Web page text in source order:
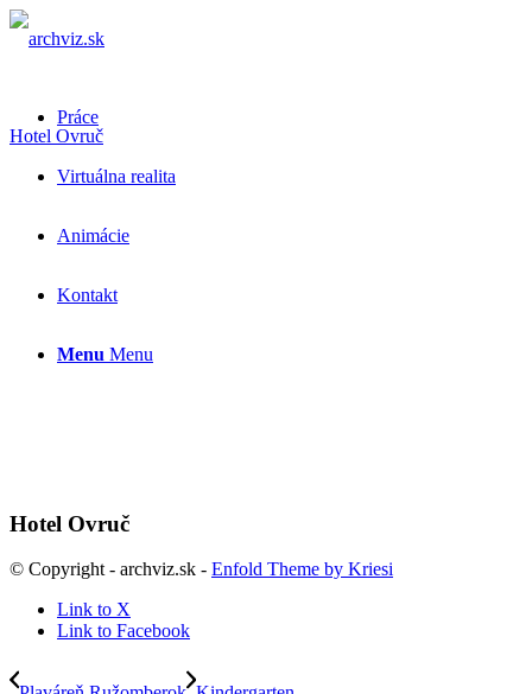
Práce
Virtuálna realita
Animácie
Kontakt
Menu Menu
Hotel Ovruč
Hotel Ovruč
© Copyright - archviz.sk - Enfold Theme by Kriesi
Link to X
Link to Facebook